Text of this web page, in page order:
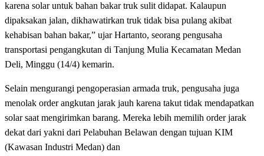
karena solar untuk bahan bakar truk sulit didapat. Kalaupun
dipaksakan jalan, dikhawatirkan truk tidak bisa pulang akibat
kehabisan bahan bakar,” ujar Hartanto, seorang pengusaha
transportasi pengangkutan di Tanjung Mulia Kecamatan Medan
Deli, Minggu (14/4) kemarin.
Selain mengurangi pengoperasian armada truk, pengusaha juga
menolak order angkutan jarak jauh karena takut tidak mendapatkan
solar saat mengirimkan barang. Mereka lebih memilih order jarak
dekat dari yakni dari Pelabuhan Belawan dengan tujuan KIM
(Kawasan Industri Medan) dan